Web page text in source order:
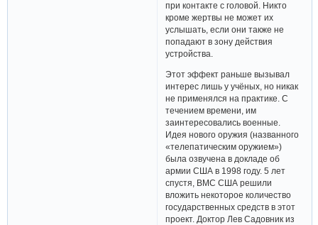
при контакте с головой. Никто
кроме жертвы не может их
услышать, если они также не
попадают в зону действия
устройства.
Этот эффект раньше вызывал
интерес лишь у учёных, но никак
не применялся на практике. С
течением времени, им
заинтересовались военные.
Идея нового оружия (названного
«телепатическим оружием»)
была озвучена в докладе об
армии США в 1998 году. 5 лет
спустя, ВМС США решили
вложить некоторое количество
государственных средств в этот
проект. Доктор Лев Садовник из